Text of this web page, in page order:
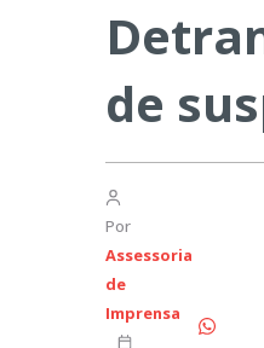
de
Por
Assessoria
de
Imprensa